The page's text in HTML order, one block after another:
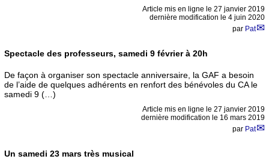
Article mis en ligne le 27 janvier 2019
dernière modification le 4 juin 2020
par Pat
Spectacle des professeurs, samedi 9 février à 20h
De façon à organiser son spectacle anniversaire, la GAF a besoin
de l’aide de quelques adhérents en renfort des bénévoles du CA le
samedi 9 (…)
Article mis en ligne le 27 janvier 2019
dernière modification le 16 mars 2019
par Pat
Un samedi 23 mars très musical